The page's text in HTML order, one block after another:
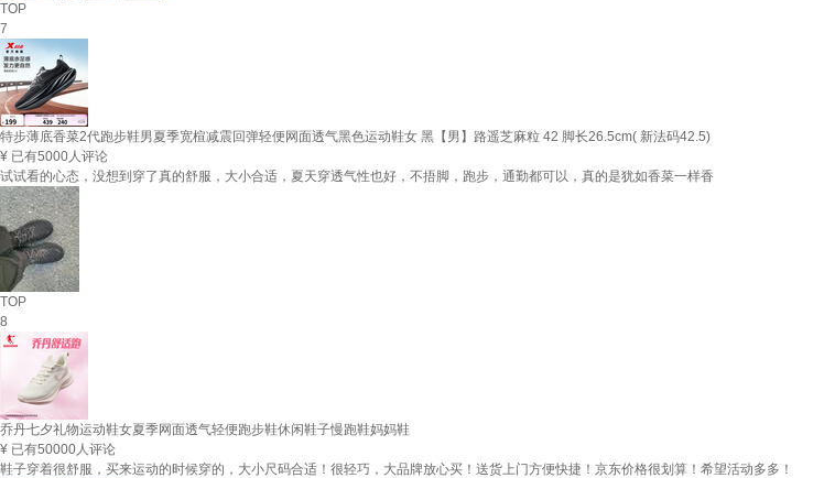
TOP
7
特步薄底香菜2代跑步鞋男夏季宽楦减震回弹轻便网面透气黑色运动鞋女 黑【男】路遥芝麻粒 42 脚长26.5cm( 新法码42.5)
¥ 已有5000人评论
试试看的心态，没想到穿了真的舒服，大小合适，夏天穿透气性也好，不捂脚，跑步，通勤都可以，真的是犹如香菜一样香
TOP
8
乔丹七夕礼物运动鞋女夏季网面透气轻便跑步鞋休闲鞋子慢跑鞋妈妈鞋
¥ 已有50000人评论
鞋子穿着很舒服，买来运动的时候穿的，大小尺码合适！很轻巧，大品牌放心买！送货上门方便快捷！京东价格很划算！希望活动多多！